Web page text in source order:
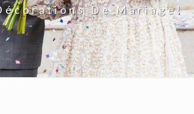
De Mariage!